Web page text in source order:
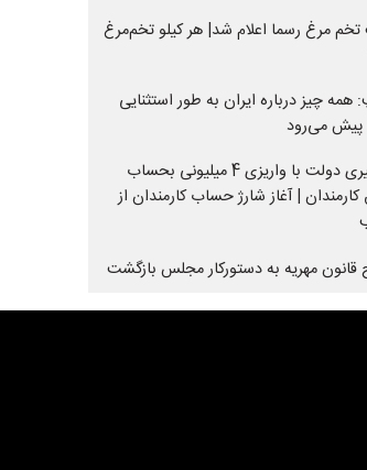
مرغ رسما اعلام شد| هر کیلو تخم‌مرغ
همه چیز درباره ایران به طور استثنایی
می‌رود
غافلگیری دولت با واریزی 4 میلیونی بحساب
| آغاز شارژ حساب کارمندان از
قانون مهریه به دستورکار مجلس بازگشت